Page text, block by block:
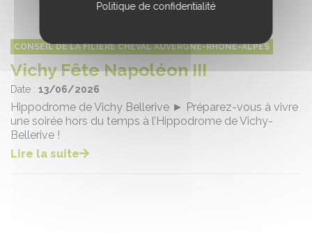
CONSEIL DE LA FILIÈRE CHEVAL AUVERGNE-RHÔNE-ALPES
Vichy Fête Napoléon III
Date : 13/06/2026
Hippodrome de Vichy Bellerive ► Préparez-vous à vivre
une soirée hors du temps à l’Hippodrome de Vichy-
Bellerive !
Lire la suite
Politique de confidentialité